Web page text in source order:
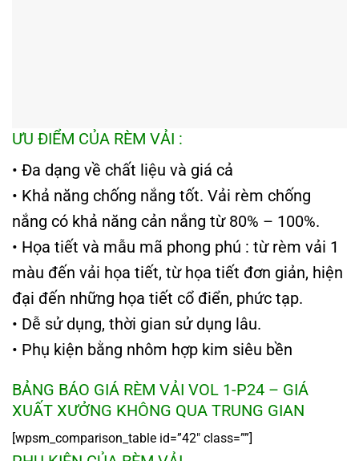
ƯU ĐIỂM CỦA RÈM VẢI :
• Đa dạng về chất liệu và giá cả
• Khả năng chống nắng tốt. Vải rèm chống
nắng có khả năng cản nắng từ 80% – 100%.
• Họa tiết và mẫu mã phong phú : từ rèm vải 1
màu đến vải họa tiết, từ họa tiết đơn giản, hiện
đại đến những họa tiết cổ điển, phức tạp.
• Dễ sử dụng, thời gian sử dụng lâu.
• Phụ kiện bằng nhôm hợp kim siêu bền
BẢNG BÁO GIÁ RÈM VẢI VOL 1-P24 – GIÁ
XUẤT XƯỞNG KHÔNG QUA TRUNG GIAN
[wpsm_comparison_table id=”42″ class=””]